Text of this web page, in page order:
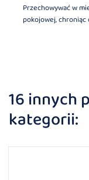
Przechowywać w
pokojowej, chroniąc
16 innych
kategorii: